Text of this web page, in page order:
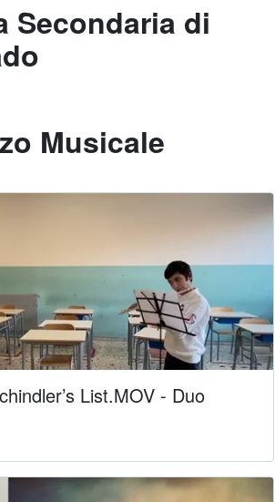
Secondaria di
Musicale
List.MOV - Duo